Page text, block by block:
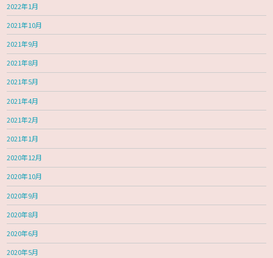
2022年1月
2021年10月
2021年9月
2021年8月
2021年5月
2021年4月
2021年2月
2021年1月
2020年12月
2020年10月
2020年9月
2020年8月
2020年6月
2020年5月